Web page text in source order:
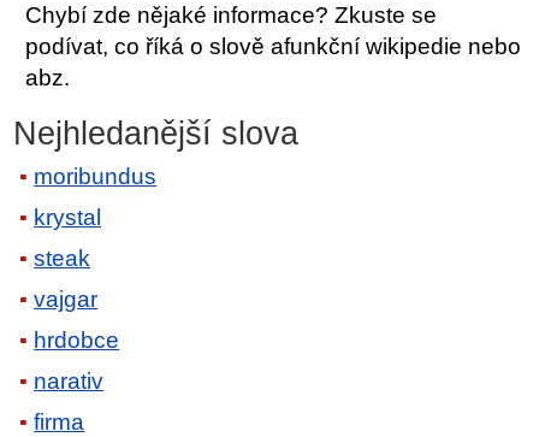
Chybí zde nějaké informace? Zkuste se
podívat, co říká o slově afunkční wikipedie nebo
abz.
Nejhledanější slova
moribundus
krystal
steak
vajgar
hrdobce
narativ
firma